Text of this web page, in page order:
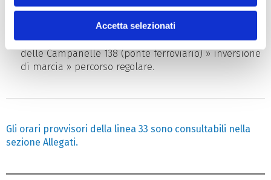
Accetta selezionati
Direzione piazza Goldoni:Cattinara » Altura » via
Brigata Casale » via delle Campanelle (campo
sportivo) » via Brigata Casale » strada di Fiume » via
delle Campanelle 138 (ponte ferroviario) » inversione
di marcia » percorso regolare.
Gli orari provvisori della linea 33 sono consultabili nella
sezione Allegati.